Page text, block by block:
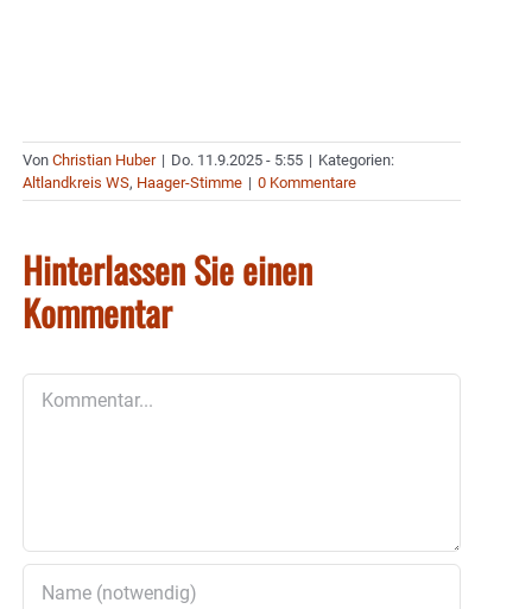
Von Christian Huber | Do. 11.9.2025 - 5:55 | Kategorien:
Altlandkreis WS, Haager-Stimme | 0 Kommentare
Hinterlassen Sie einen
Kommentar